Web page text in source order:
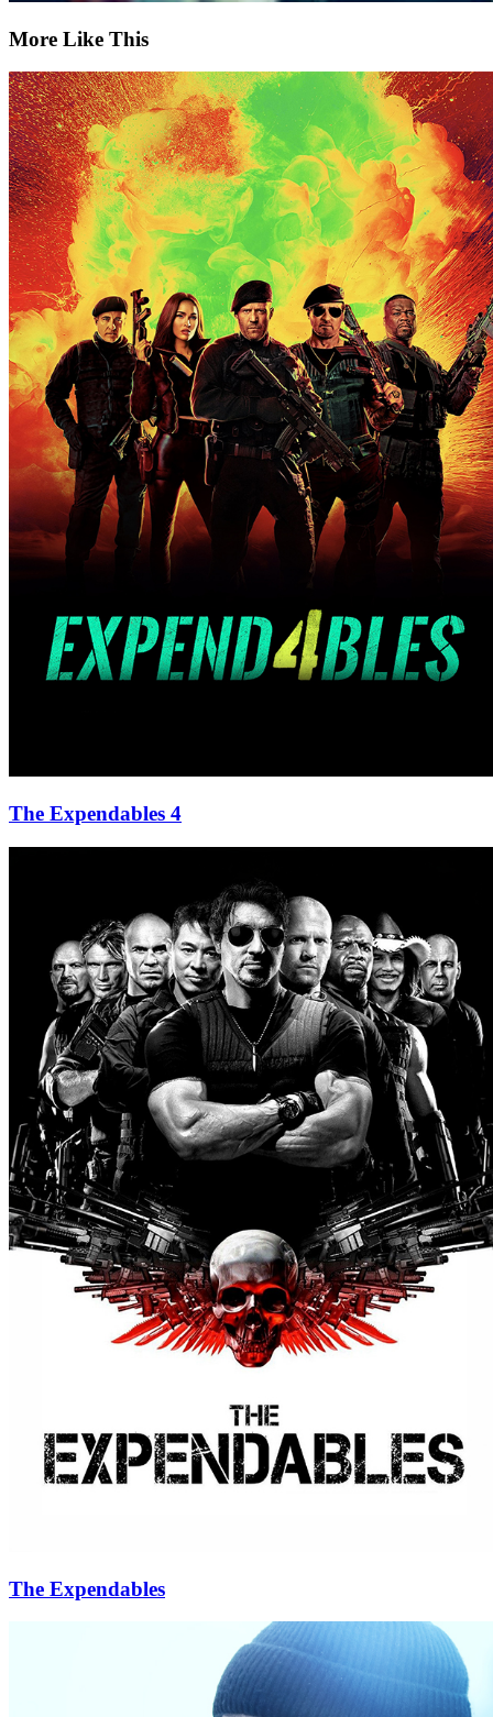
More Like This
The Expendables 4
The Expendables